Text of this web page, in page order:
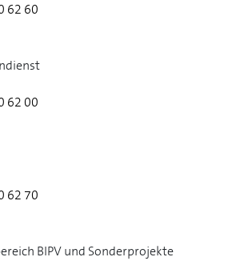
62 60
62 00
62 70
BIPV und Sonderprojekte